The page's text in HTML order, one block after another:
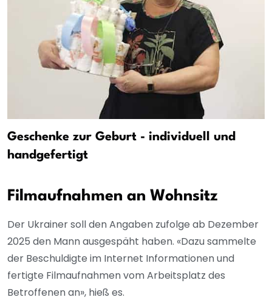
Geschenke zur Geburt - individuell und
handgefertigt
Filmaufnahmen an Wohnsitz
Der Ukrainer soll den Angaben zufolge ab Dezember
2025 den Mann ausgespäht haben. «Dazu sammelte
der Beschuldigte im Internet Informationen und
fertigte Filmaufnahmen vom Arbeitsplatz des
Betroffenen an», hieß es.